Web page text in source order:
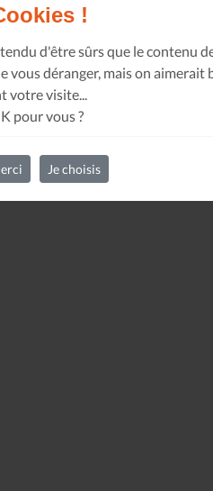
!
d'être sûrs que le contenu
vous déranger, mais on aimerait
votre visite...
pour vous ?
Je choisis